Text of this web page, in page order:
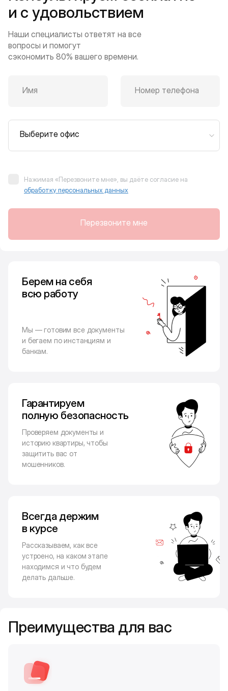
и с удовольствием
Наши специалисты ответят на все
вопросы и помогут
сэкономить 80% вашего времени.
Имя Номер телефона
Выберите офис
Нажимая «Перезвоните мне», вы даёте согласие на
обработку персональных данных
Перезвоните мне
Берем на себя
всю работу
Мы — готовим все документы
и бегаем по инстанциям и
банкам.
Гарантируем
полную безопасность
Проверяем документы и
историю квартиры, чтобы
защитить вас от
мошенников.
Всегда держим
в курсе
Рассказываем, как все
устроено, на каком этапе
находимся и что будем
делать дальше.
Преимущества для вас